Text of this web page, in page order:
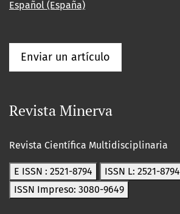
Español (España)
Enviar un artículo
Revista Minerva
Revista Científica Multidisciplinaria
E ISSN : 2521-8794
ISSN L: 2521-8794
ISSN Impreso: 3080-9649